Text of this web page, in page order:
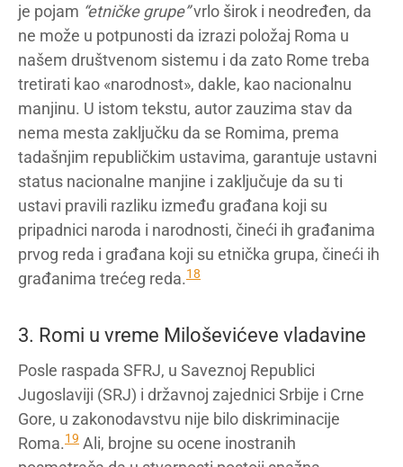
je pojam “etničke grupe”vrlo širok i neodređen, da
ne može u potpunosti da izrazi položaj Roma u
našem društvenom sistemu i da zato Rome treba
tretirati kao «narodnost», dakle, kao nacionalnu
manjinu. U istom tekstu, autor zauzima stav da
nema mesta zaključku da se Romima, prema
tadašnjim republičkim ustavima, garantuje ustavni
status nacionalne manjine i zaključuje da su ti
ustavi pravili razliku između građana koji su
pripadnici naroda i narodnosti, čineći ih građanima
prvog reda i građana koji su etnička grupa, čineći ih
građanima trećeg reda.18
3. Romi u vreme Miloševićeve vladavine
Posle raspada SFRJ, u Saveznoj Republici
Jugoslaviji (SRJ) i državnoj zajednici Srbije i Crne
Gore, u zakonodavstvu nije bilo diskriminacije
Roma.19 Ali, brojne su ocene inostranih